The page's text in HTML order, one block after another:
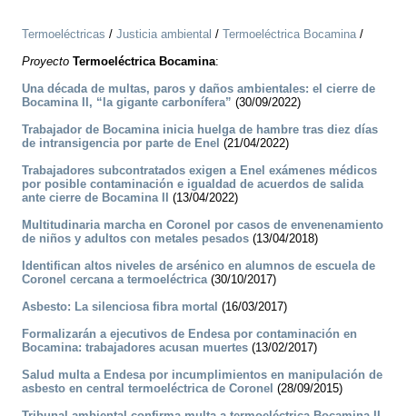
Termoeléctricas / Justicia ambiental / Termoeléctrica Bocamina/
Proyecto Termoeléctrica Bocamina:
Una década de multas, paros y daños ambientales: el cierre de
Bocamina II, “la gigante carbonífera” (30/09/2022)
Trabajador de Bocamina inicia huelga de hambre tras diez días
de intransigencia por parte de Enel (21/04/2022)
Trabajadores subcontratados exigen a Enel exámenes médicos
por posible contaminación e igualdad de acuerdos de salida
ante cierre de Bocamina II
(13/04/2022)
Multitudinaria marcha en Coronel por casos de envenenamiento
de niños y adultos con metales pesados (13/04/2018)
Identifican altos niveles de arsénico en alumnos de escuela de
Coronel cercana a termoeléctrica(30/10/2017)
Asbesto: La silenciosa fibra mortal (16/03/2017)
Formalizarán a ejecutivos de Endesa por contaminación en
Bocamina: trabajadores acusan muertes (13/02/2017)
Salud multa a Endesa por incumplimientos en manipulación de
asbesto en central termoeléctrica de Coronel (28/09/2015)